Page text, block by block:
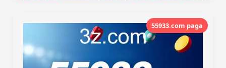
55933.com paga